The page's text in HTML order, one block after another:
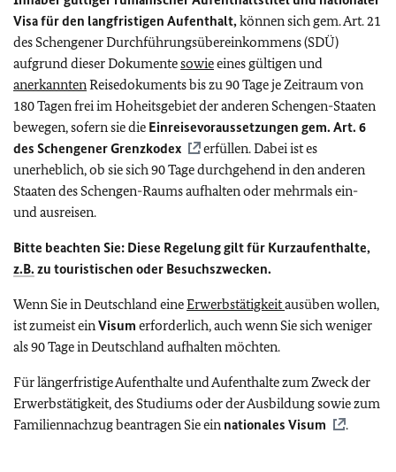
Visa für den langfristigen Aufenthalt,können sich gem. Art. 21
des Schengener Durchführungsübereinkommens (SDÜ)
aufgrund dieser Dokumentesowieeines gültigen und
anerkanntenReisedokuments bis zu 90 Tage je Zeitraum von
180 Tagen frei im Hoheitsgebiet der anderen Schengen-Staaten
bewegen, sofern sie die Einreisevoraussetzungen gem. Art. 6
des Schengener Grenzkodex
erfüllen. Dabei ist es
unerheblich, ob sie sich 90 Tage durchgehend in den anderen
Staaten des Schengen-Raums aufhalten oder mehrmals ein-
und ausreisen.
Bitte beachten Sie: Diese Regelung gilt für Kurzaufenthalte,
z.B. zu touristischen oder Besuchszwecken.
Wenn Sie in Deutschland eineErwerbstätigkeitausüben wollen,
ist zumeist einVisum erforderlich, auch wenn Sie sich weniger
als 90 Tage in Deutschland aufhalten möchten.
Für längerfristige Aufenthalte und Aufenthalte zum Zweck der
Erwerbstätigkeit, des Studiums oder der Ausbildung sowie zum
Familiennachzug beantragen Sie ein nationales Visum .